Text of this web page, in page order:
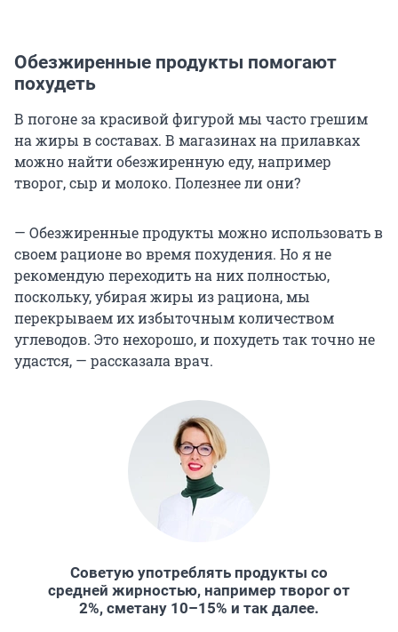
Обезжиренные продукты помогают
похудеть
В погоне за красивой фигурой мы часто грешим
на жиры в составах. В магазинах на прилавках
можно найти обезжиренную еду, например
творог, сыр и молоко. Полезнее ли они?
— Обезжиренные продукты можно использовать в
своем рационе во время похудения. Но я не
рекомендую переходить на них полностью,
поскольку, убирая жиры из рациона, мы
перекрываем их избыточным количеством
углеводов. Это нехорошо, и похудеть так точно не
удастся, — рассказала врач.
Советую употреблять продукты со
средней жирностью, например творог от
2%, сметану 10–15% и так далее.